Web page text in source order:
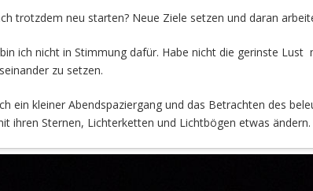
trotzdem neu starten? Neue Ziele setzen und daran
ich nicht in Stimmung dafür. Habe nicht die gerinste Lust
zu setzen.
ein kleiner Abendspaziergang und das Betrachten des
ihren Sternen, Lichterketten und Lichtbögen etwas